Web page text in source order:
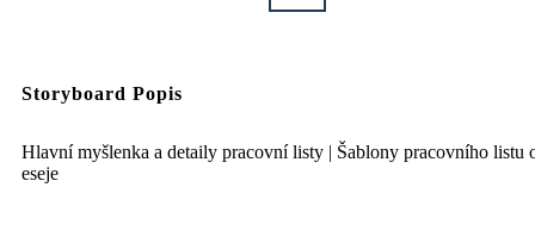
Storyboard Popis
Hlavní myšlenka a detaily pracovní listy | Šablony pracovního listu
eseje